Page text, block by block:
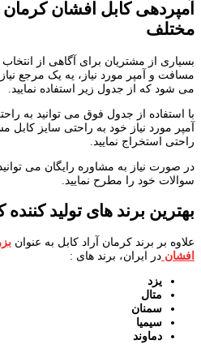
آمپردهی کابل افشان
مختلف
بسیاری از مشتریان برای آگاهی از
مسافت و آمپر مورد نیاز، یه یک مرجع
می شود که از جدول زیر استفاده نمایید.
با استفاده از جدول فوق می توانید به
آمپر مورد نیاز خود به راحتی سایز کابل
راحتی استخراج نمایید.
در صورت نیاز به مشاوره رایگان می
سوالات خود را مطرح نمایید.
بهترین برند های تولید
علاوه بر برند کرمان آراد کابل به عنوان
افشان در ایران، برند های :
یزد
متال
سمنان
سیمیا
دماوند